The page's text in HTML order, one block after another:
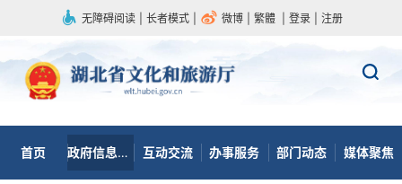
无障碍阅读 长者模式 微博 繁體 登录 注册
首页 政府信息公开 互动交流 办事服务 部门动态 媒体聚焦